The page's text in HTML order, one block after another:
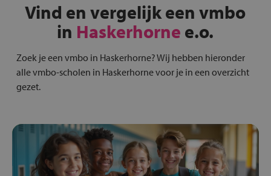
Vind en vergelijk een vmbo
in Haskerhorne e.o.
Zoek je een vmbo in Haskerhorne? Wij hebben hieronder
alle vmbo-scholen in Haskerhorne voor je in een overzicht
gezet.